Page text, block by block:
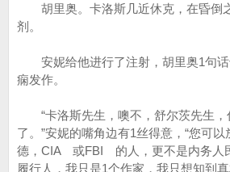
胡里奥。卡洛斯几近休克，在昏倒
剂。
安妮给他进行了注射，胡里奥1句话
痫发作。
“卡洛斯先生，噢不，舒尔茨先生，
了。”安妮的嘴角边有1丝得意，“您可
德，CIA 或FBI 的人，更不是内务人
履行人，我只是1个作家，我只想知到真